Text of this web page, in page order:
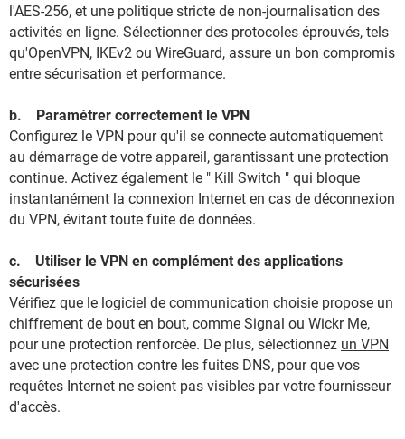
l'AES-256, et une politique stricte de non-journalisation des
activités en ligne. Sélectionner des protocoles éprouvés, tels
qu'OpenVPN, IKEv2 ou WireGuard, assure un bon compromis
entre sécurisation et performance.
b. Paramétrer correctement le VPN
Configurez le VPN pour qu'il se connecte automatiquement
au démarrage de votre appareil, garantissant une protection
continue. Activez également le " Kill Switch " qui bloque
instantanément la connexion Internet en cas de déconnexion
du VPN, évitant toute fuite de données.
c. Utiliser le VPN en complément des applications
sécurisées
Vérifiez que le logiciel de communication choisie propose un
chiffrement de bout en bout, comme Signal ou Wickr Me,
pour une protection renforcée. De plus, sélectionnez un VPN
avec une protection contre les fuites DNS, pour que vos
requêtes Internet ne soient pas visibles par votre fournisseur
d'accès.